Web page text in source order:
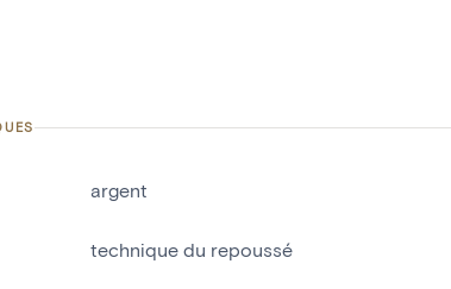
argent
technique du repoussé